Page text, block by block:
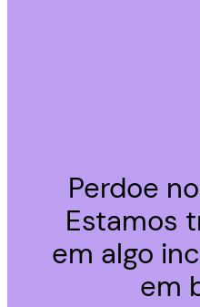
Perdoe
Estamos
em algo
em